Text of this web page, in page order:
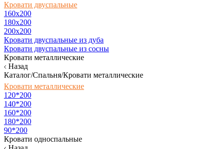
Кровати двуспальные
160х200
180x200
200x200
Кровати двуспальные из дуба
Кровати двуспальные из сосны
Кровати металлические
Назад
Каталог/Спальня/Кровати металлические
Кровати металлические
120*200
140*200
160*200
180*200
90*200
Кровати односпальные